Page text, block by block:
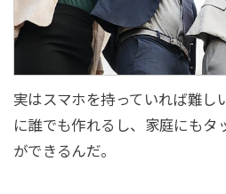
実はスマホを持っていれば難し
に誰でも作れるし、家庭にもタ
ができるんだ。